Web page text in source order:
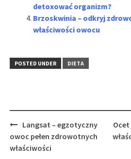
detoxować organizm?
Brzoskwinia – odkryj
właściwości owocu
POSTED UNDER DIETA
Post
navigation
Langsat – egzotyczny
owoc pełen zdrowotnych
właściwości